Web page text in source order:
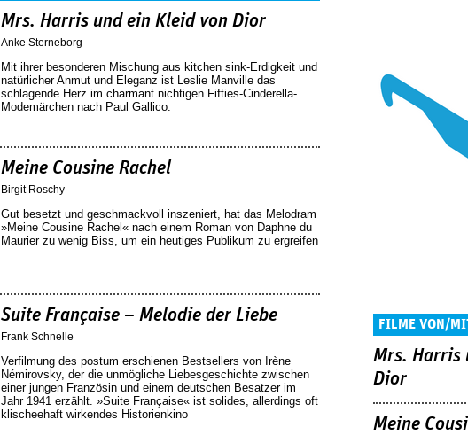
Mrs. Harris und ein Kleid von Dior
Anke Sterneborg
Mit ihrer besonderen Mischung aus kitchen sink-Erdigkeit und
natürlicher Anmut und Eleganz ist Leslie Manville das
schlagende Herz im charmant nichtigen Fifties-Cinderella-
Modemärchen nach Paul Gallico.
Meine Cousine Rachel
Birgit Roschy
Gut besetzt und geschmackvoll inszeniert, hat das Melodram
»Meine Cousine Rachel« nach einem Roman von Daphne du
Maurier zu wenig Biss, um ein heutiges Publikum zu ergreifen
Suite Française – Melodie der Liebe
Frank Schnelle
Verfilmung des postum erschienen Bestsellers von Irène
Némirovsky, der die unmögliche Liebesgeschichte zwischen
einer jungen Französin und einem deutschen Besatzer im
Jahr 1941 erzählt. »Suite Française« ist solides, allerdings oft
klischeehaft wirkendes Historienkino
FILME VON/
Mrs. Harris
Dior
Meine